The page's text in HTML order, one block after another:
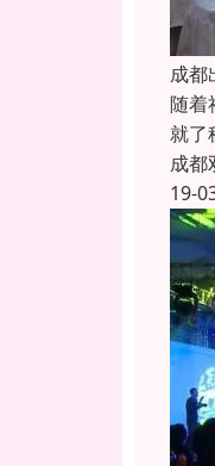
成都
随着
就了
成都
19-